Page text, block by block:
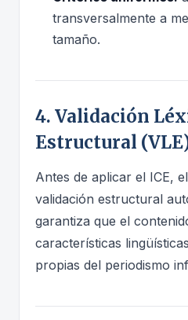
transversalmente a
tamaño.
4. Validación
Estructural
Antes de aplicar el ICE,
validación estructural
garantiza que el
características
propias del periodismo